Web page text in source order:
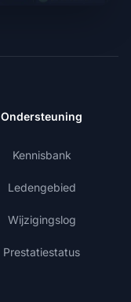
Ondersteuning
Kennisbank
Ledengebied
Wijzigingslog
Prestatiestatus